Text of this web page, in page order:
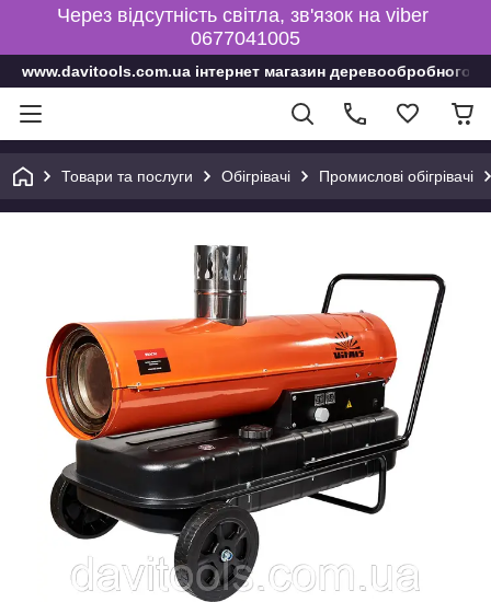
Через відсутність світла, зв'язок на viber
0677041005
www.davitools.com.ua інтернет магазин деревообробного
Товари та послуги Обігрівачі Промислові обігрівачі